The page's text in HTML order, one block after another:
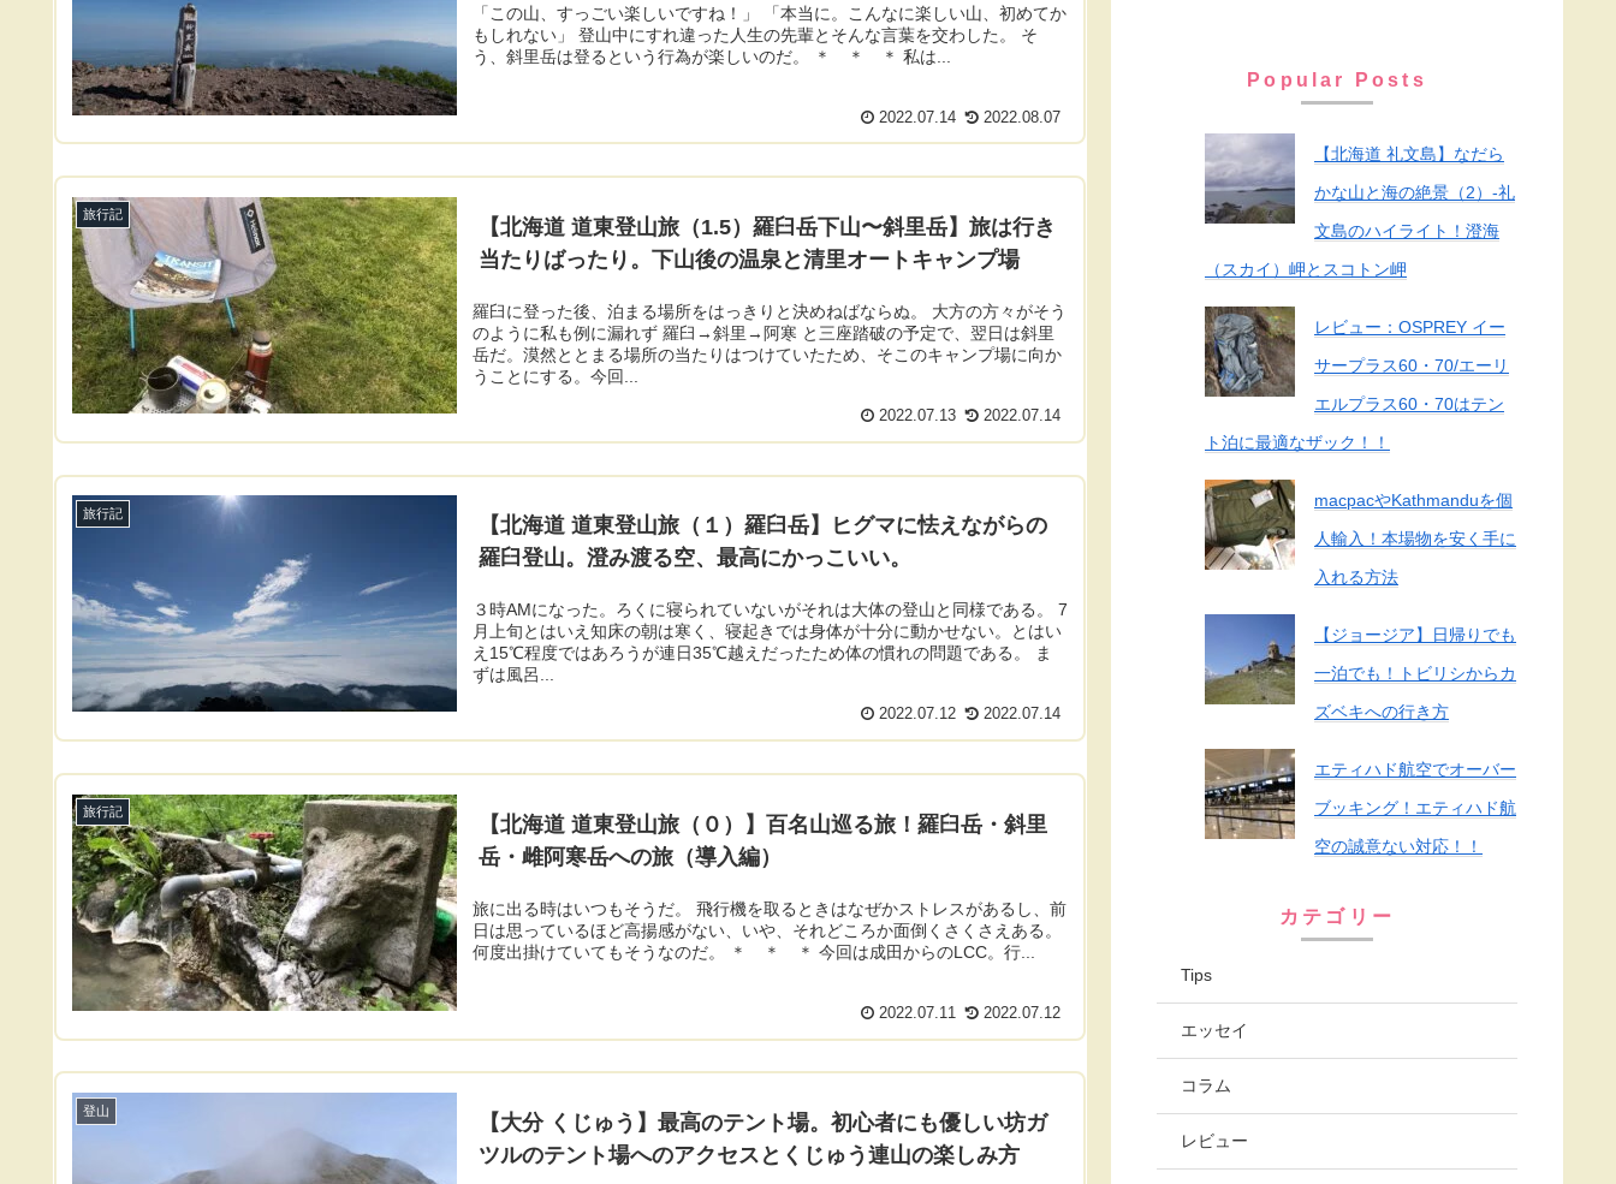
「この山、すっごい楽しいですね！」 「本当に。こんなに楽しい山、初めてか
もしれない」 登山中にすれ違った人生の先輩とそんな言葉を交わした。 そ
う、斜里岳は登るという行為が楽しいのだ。 ＊ ＊ ＊ 私は...
2022.07.14 2022.08.07
旅行記
【北海道 道東登山旅（1.5）羅臼岳下山〜斜里岳】旅は行き
当たりばったり。下山後の温泉と清里オートキャンプ場
羅臼に登った後、泊まる場所をはっきりと決めねばならぬ。 大方の方々がそう
のように私も例に漏れず 羅臼→斜里→阿寒 と三座踏破の予定で、翌日は斜里
岳だ。漠然ととまる場所の当たりはつけていたため、そこのキャンプ場に向か
うことにする。今回...
2022.07.13 2022.07.14
旅行記
【北海道 道東登山旅（１）羅臼岳】ヒグマに怯えながらの
羅臼登山。澄み渡る空、最高にかっこいい。
３時AMになった。ろくに寝られていないがそれは大体の登山と同様である。 7
月上旬とはいえ知床の朝は寒く、寝起きでは身体が十分に動かせない。とはい
え15℃程度ではあろうが連日35℃越えだったため体の慣れの問題である。 ま
ずは風呂...
2022.07.12 2022.07.14
旅行記
【北海道 道東登山旅（０）】百名山巡る旅！羅臼岳・斜里
岳・雌阿寒岳への旅（導入編）
旅に出る時はいつもそうだ。 飛行機を取るときはなぜかストレスがあるし、前
日は思っているほど高揚感がない、いや、それどころか面倒くさくさえある。
何度出掛けていてもそうなのだ。 ＊ ＊ ＊ 今回は成田からのLCC。行...
2022.07.11 2022.07.12
登山
【大分 くじゅう】最高のテント場。初心者にも優しい坊ガ
ツルのテント場へのアクセスとくじゅう連山の楽しみ方
Popular Posts
【北海道 礼文島】なだら
かな山と海の絶景（2）-礼
文島のハイライト！澄海
（スカイ）岬とスコトン岬
レビュー：OSPREY イー
サープラス60・70/エーリ
エルプラス60・70はテン
ト泊に最適なザック！！
macpacやKathmanduを個
人輸入！本場物を安く手に
入れる方法
【ジョージア】日帰りでも
一泊でも！トビリシからカ
ズベキへの行き方
エティハド航空でオーバー
ブッキング！エティハド航
空の誠意ない対応！！
カテゴリー
Tips
エッセイ
コラム
レビュー